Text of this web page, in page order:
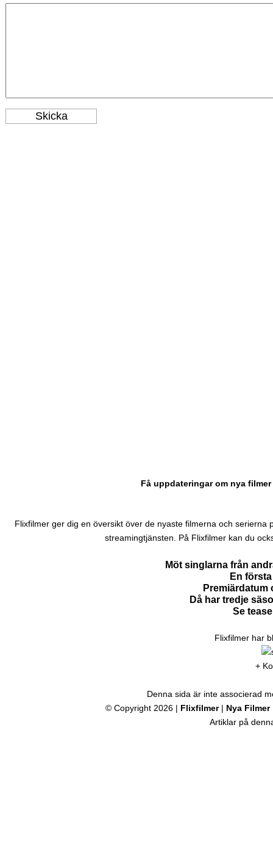
Få uppdateringar om nya
Flixfilmer ger dig en översikt över de nyaste filmerna och
streamingtjänsten. På Flixfilmer kan du
Möt singlarna från
En
Premiärdatum
Då har tredje
Se
Flixfilmer har
+
Denna sida är inte associerad
© Copyright 2026 | Flixfilmer| Nya Filmer
Artiklar på